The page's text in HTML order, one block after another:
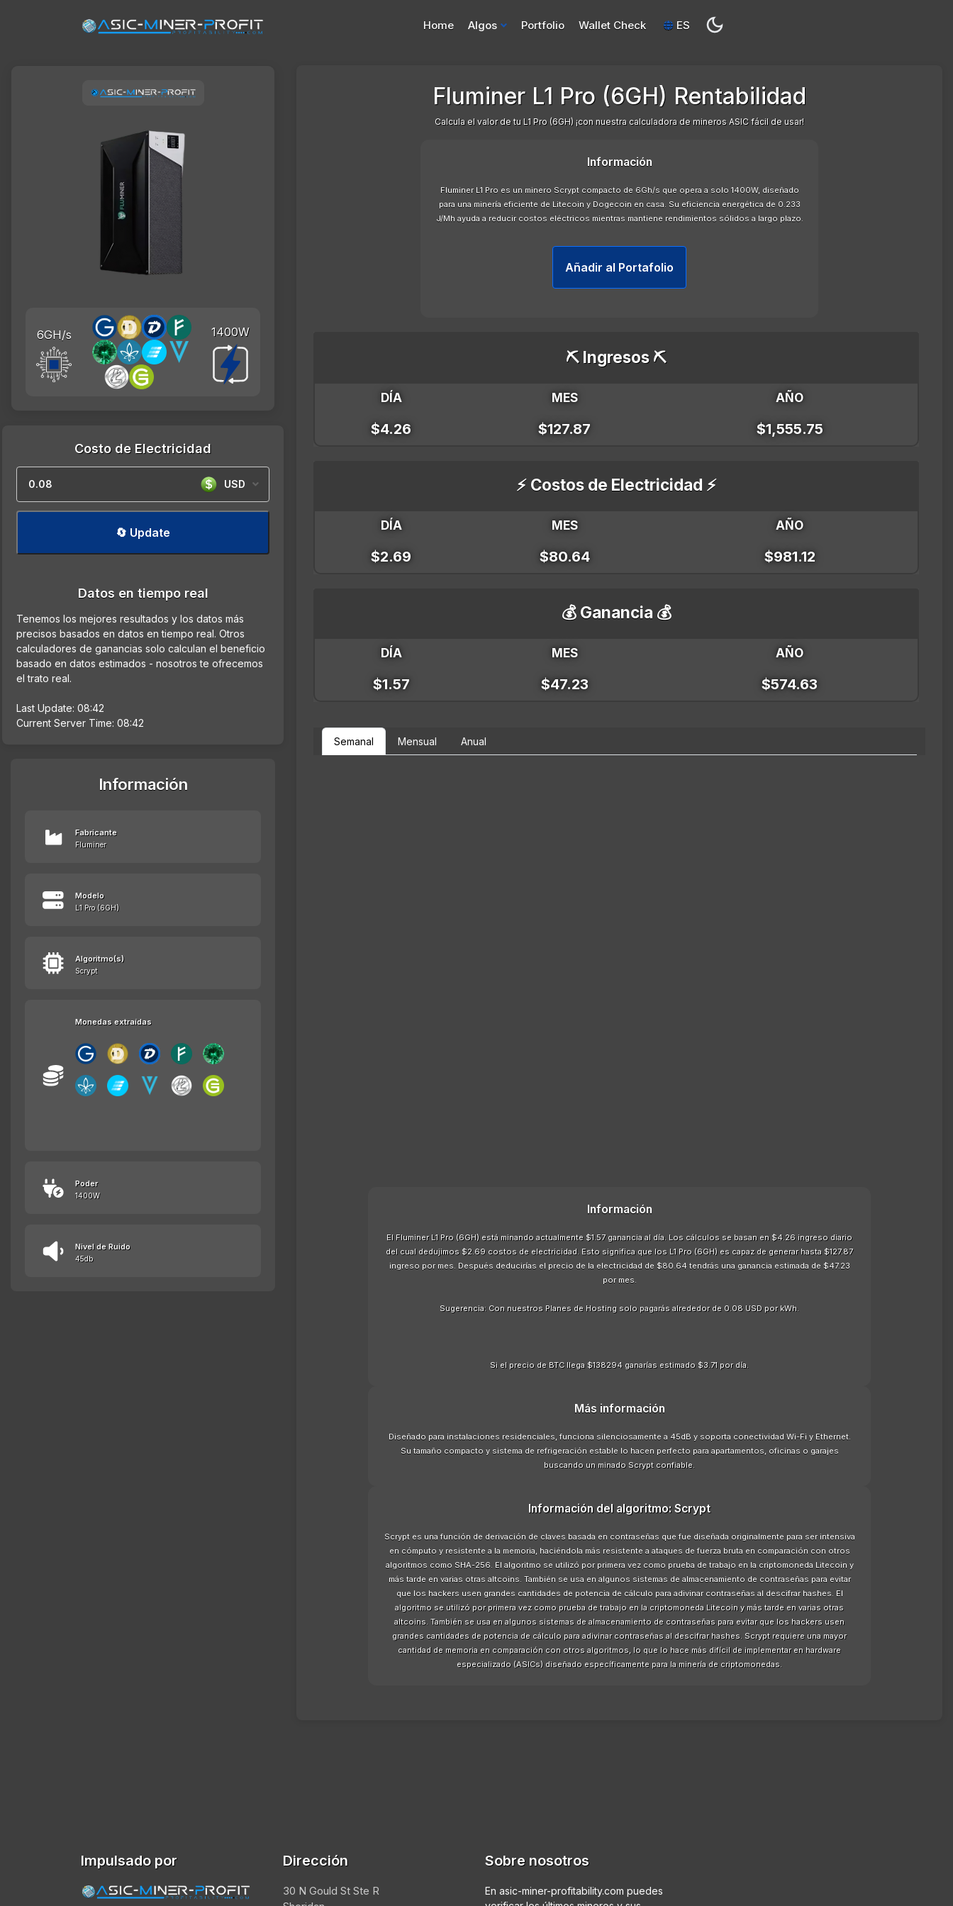
Home Algos Portfolio Wallet Check ES
6GH/s 1400W
Costo de Electricidad
USD
🔄 Update
Datos en tiempo real
Tenemos los mejores resultados y los datos más
precisos basados en datos en tiempo real. Otros
calculadores de ganancias solo calculan el beneficio
basado en datos estimados - nosotros te ofrecemos
el trato real.
Last Update: 08:42
Current Server Time: 08:42
Información
Fabricante
Fluminer
Modelo
L1 Pro (6GH)
Algoritmo(s)
Scrypt
Monedas extraídas
Poder
1400W
Nivel de Ruido
45db
Fluminer L1 Pro (6GH) Rentabilidad
Calcula el valor de tu L1 Pro (6GH) ¡con nuestra calculadora de mineros ASIC fácil de usar!
Información
Fluminer L1 Pro es un minero Scrypt compacto de 6Gh/s que opera a solo 1400W, diseñado
para una minería eficiente de Litecoin y Dogecoin en casa. Su eficiencia energética de 0.233
J/Mh ayuda a reducir costos eléctricos mientras mantiene rendimientos sólidos a largo plazo.
Añadir al Portafolio
⛏️ Ingresos ⛏️
DÍA MES AÑO
$4.26 $127.87 $1,555.75
⚡ Costos de Electricidad ⚡
DÍA MES AÑO
$2.69 $80.64 $981.12
💰 Ganancia 💰
DÍA MES AÑO
$1.57 $47.23 $574.63
Semanal Mensual Anual
Información
El Fluminer L1 Pro (6GH) está minando actualmente $1.57 ganancia al día. Los cálculos se basan en $4.26 ingreso diario
del cual dedujimos $2.69 costos de electricidad. Esto significa que los L1 Pro (6GH) es capaz de generar hasta $127.87
ingreso por mes. Después deducirías el precio de la electricidad de $80.64 tendrás una ganancia estimada de $47.23
por mes.
Sugerencia: Con nuestros Planes de Hosting solo pagarás alrededor de 0.08 USD por kWh.
Si el precio de BTC llega $138294 ganarías estimado $3.71 por día.
Más información
Diseñado para instalaciones residenciales, funciona silenciosamente a 45dB y soporta conectividad Wi-Fi y Ethernet.
Su tamaño compacto y sistema de refrigeración estable lo hacen perfecto para apartamentos, oficinas o garajes
buscando un minado Scrypt confiable.
Información del algoritmo: Scrypt
Scrypt es una función de derivación de claves basada en contraseñas que fue diseñada originalmente para ser intensiva
en cómputo y resistente a la memoria, haciéndola más resistente a ataques de fuerza bruta en comparación con otros
algoritmos como SHA-256. El algoritmo se utilizó por primera vez como prueba de trabajo en la criptomoneda Litecoin y
más tarde en varias otras altcoins. También se usa en algunos sistemas de almacenamiento de contraseñas para evitar
que los hackers usen grandes cantidades de potencia de cálculo para adivinar contraseñas al descifrar hashes. El
algoritmo se utilizó por primera vez como prueba de trabajo en la criptomoneda Litecoin y más tarde en varias otras
altcoins. También se usa en algunos sistemas de almacenamiento de contraseñas para evitar que los hackers usen
grandes cantidades de potencia de cálculo para adivinar contraseñas al descifrar hashes. Scrypt requiere una mayor
cantidad de memoria en comparación con otros algoritmos, lo que lo hace más difícil de implementar en hardware
especializado (ASICs) diseñado específicamente para la minería de criptomonedas.
Impulsado por Dirección
30 N Gould St Ste R
Sobre nosotros
En asic-miner-profitability.com puedes